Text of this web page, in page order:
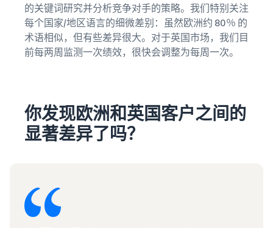
的关键词研究并分析竞争对手的策略。我们特别关注
每个国家/地区语言的细微差别：虽然欧洲约 80％ 的
术语相似，但有些差异很大。对于英国市场，我们目
前每两周监测一次绩效，很快会调整为每周一次。
你发现欧洲和英国客户之间的
显著差异了吗？